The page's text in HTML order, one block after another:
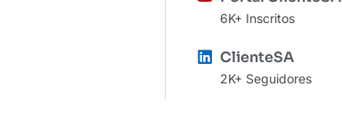
6K+ Inscritos
ClienteSA
2K+ Seguidores